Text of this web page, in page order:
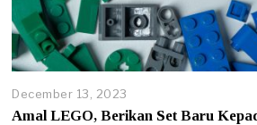
December 13, 2023
Amal LEGO, Berikan Set Baru